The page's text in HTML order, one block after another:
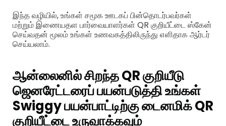
இந்த வழியில், உங்கள் சமூக ஊடகப் பின்தொடர்பவர்கள்
மற்றும் இணையதள பார்வையாளர்கள் QR குறியீட்டை ஸ்கேன்
செய்வதன் மூலம் உங்கள் உணவகத்திலிருந்து எளிதாக ஆர்டர்
செய்யலாம்.
ஆன்லைனில் சிறந்த QR குறியீடு
ஜெனரேட்டரைப் பயன்படுத்தி உங்கள்
Swiggy பயன்பாட்டிற்கு டைனமிக் QR
குறியீட்டை உருவாக்கவும்